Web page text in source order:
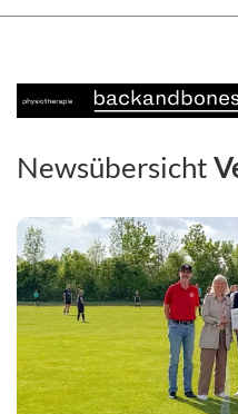
Newsübersicht